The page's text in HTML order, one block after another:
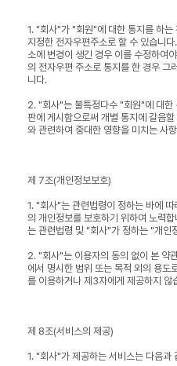
1. "회사"가 "회원"에 대한 통지를 하
지정한 전자우편주소로 할 수 있습니
소에 변경이 생긴 경우 이를 수정하여
의 전자우편 주소로 통지를 한 경우 그
니다.
2. "회사"는 불특정다수 "회원"에 대한
판에 게시함으로써 개별 통지에 갈음
와 관련하여 중대한 영향을 미치는 사
제 7조(개인정보보호)
1. "회사"는 관련법령이 정하는 바에
의 개인정보를 보호하기 위하여 노력
는 관련법령 및 "회사"가 정하는 "개인
2. "회사"는 이용자의 동의 없이 본 약
에서 명시한 범위 또는 목적 외의 용도
를 이용하거나 제3자에게 제공하지 않
제 8조(서비스의 제공)
1. "회사"가 제공하는 서비스는 다음과